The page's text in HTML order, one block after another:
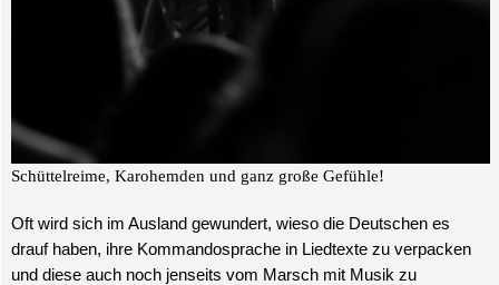
Schüttelreime, Karohemden und ganz große Gefühle!
Oft wird sich im Ausland gewundert, wieso die Deutschen es
drauf haben, ihre Kommandosprache in Liedtexte zu verpacken
und diese auch noch jenseits vom Marsch mit Musik zu